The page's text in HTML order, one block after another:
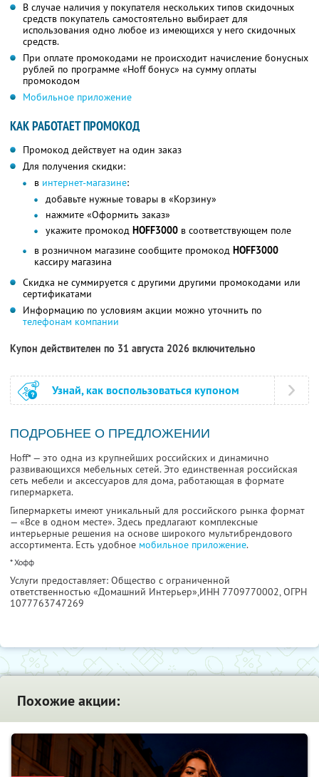
В случае наличия у покупателя нескольких типов скидочных
средств покупатель самостоятельно выбирает для
использования одно любое из имеющихся у него скидочных
средств.
При оплате промокодами не происходит начисление бонусных
рублей по программе «Hoff бонус» на сумму оплаты
промокодом
Мобильное приложение
КАК РАБОТАЕТ ПРОМОКОД
Промокод действует на один заказ
Для получения скидки:
в интернет-магазине:
добавьте нужные товары в «Корзину»
нажмите «Оформить заказ»
укажите промокод HOFF3000 в соответствующем поле
в розничном магазине сообщите промокод HOFF3000
кассиру магазина
Скидка не суммируется с другими другими промокодами или
сертификатами
Информацию по условиям акции можно уточнить по
телефонам компании
Купон действителен по 31 августа 2026 включительно
Узнай, как воспользоваться купоном
ПОДРОБНЕЕ О ПРЕДЛОЖЕНИИ
Hoff* — это одна из крупнейших российских и динамично
развивающихся мебельных сетей. Это единственная российская
сеть мебели и аксессуаров для дома, работающая в формате
гипермаркета.
Гипермаркеты имеют уникальный для российского рынка формат
— «Все в одном месте». Здесь предлагают комплексные
интерьерные решения на основе широкого мультибрендового
ассортимента. Есть удобное мобильное приложение.
* Хофф
Услуги предоставляет: Общество с ограниченной
ответственностью «Домашний Интерьер»,ИНН 7709770002, ОГРН
1077763747269
Похожие акции: